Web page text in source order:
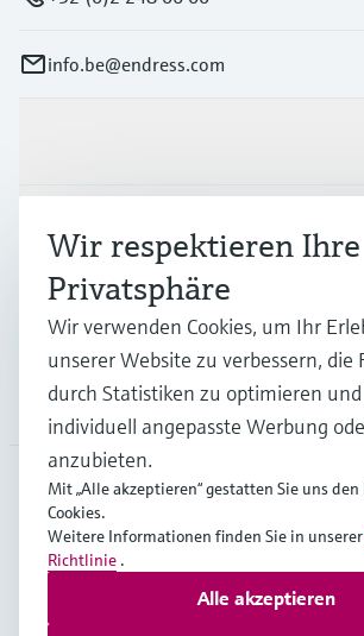
info.be@endress.com
Support
Unternehmen
BEL
Copyright © Endress+Hauser Group
Wir respektieren Ihre
Privatsphäre
Wir verwenden Cookies, um Ihr
unserer Website zu verbessern,
durch Statistiken zu optimieren
individuell angepasste Werbung
anzubieten.
Mit „Alle akzeptieren“ gestatten Sie uns den
Cookies.
Weitere Informationen finden Sie in unserer
Richtlinie .
Alle akzeptieren